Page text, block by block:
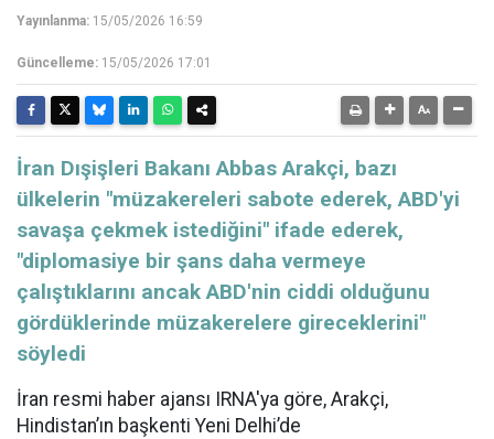
Yayınlanma: 15/05/2026 16:59
Güncelleme: 15/05/2026 17:01
İran Dışişleri Bakanı Abbas Arakçi, bazı
ülkelerin "müzakereleri sabote ederek, ABD'yi
savaşa çekmek istediğini" ifade ederek,
"diplomasiye bir şans daha vermeye
çalıştıklarını ancak ABD'nin ciddi olduğunu
gördüklerinde müzakerelere gireceklerini"
söyledi
İran resmi haber ajansı IRNA'ya göre, Arakçi,
Hindistan’ın başkenti Yeni Delhi’de